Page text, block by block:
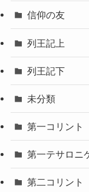
信仰の友
列王記上
列王記下
未分類
第一コリント
第一テサロニ
第二コリント